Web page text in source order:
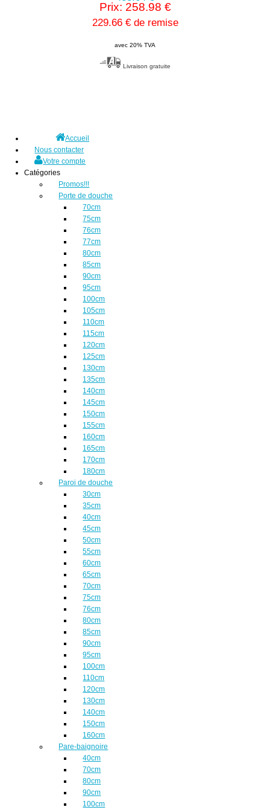
Prix: 258.98 €
229.66 € de remise
avec 20% TVA
Livraison gratuite
Accueil
Nous contacter
Votre compte
Catégories
Promos!!!
Porte de douche
70cm
75cm
76cm
77cm
80cm
85cm
90cm
95cm
100cm
105cm
110cm
115cm
120cm
125cm
130cm
135cm
140cm
145cm
150cm
155cm
160cm
165cm
170cm
180cm
Paroi de douche
30cm
35cm
40cm
45cm
50cm
55cm
60cm
65cm
70cm
75cm
76cm
80cm
85cm
90cm
95cm
100cm
110cm
120cm
130cm
140cm
150cm
160cm
Pare-baignoire
40cm
70cm
80cm
90cm
100cm